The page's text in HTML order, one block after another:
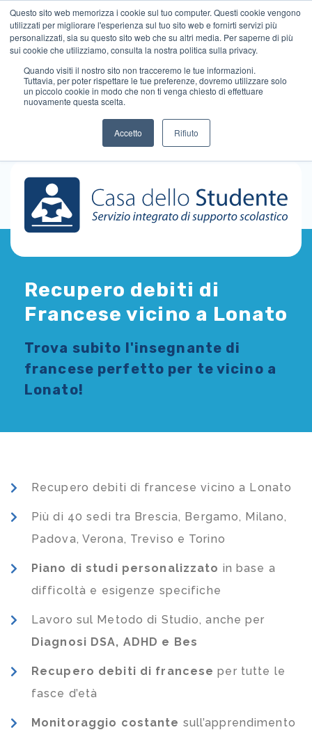
Questo sito web memorizza i cookie sul tuo computer. Questi cookie vengono
utilizzati per migliorare l'esperienza sul tuo sito web e fornirti servizi più
personalizzati, sia su questo sito web che su altri media. Per saperne di più
sui cookie che utilizziamo, consulta la nostra politica sulla privacy.
Quando visiti il ​​nostro sito non tracceremo le tue informazioni.
Tuttavia, per poter rispettare le tue preferenze, dovremo utilizzare solo
un piccolo cookie in modo che non ti venga chiesto di effettuare
nuovamente questa scelta.
Accetto Rifiuto
Recupero debiti di
Francese vicino a Lonato
Trova subito l'insegnante di
francese perfetto per te vicino a
Lonato!
Recupero debiti di francese vicino a Lonato
Più di 40 sedi tra Brescia, Bergamo, Milano,
Padova, Verona, Treviso e Torino
Piano di studi personalizzato in base a
difficoltà e esigenze specifiche
Lavoro sul Metodo di Studio, anche per
Diagnosi DSA, ADHD e Bes
Recupero debiti di francese per tutte le
fasce d’età
Monitoraggio costante sull’apprendimento